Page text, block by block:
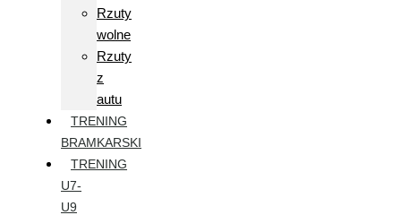
Rzuty
wolne
Rzuty
z
autu
TRENING
BRAMKARSKI
TRENING
U7-
U9